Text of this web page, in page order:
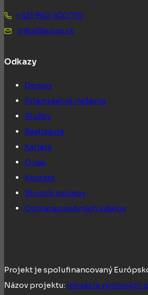
+421 940 400 710
info@ausys.sk
Odkazy
Domov
Priemyselné riešenia
Služby
Realizácie
Kariéra
O nás
Kontakt
Slovník pojmov
Ochrana osobných údajov
Projekt je spolufinancovaný
Názov projektu: Inovácia výrobných